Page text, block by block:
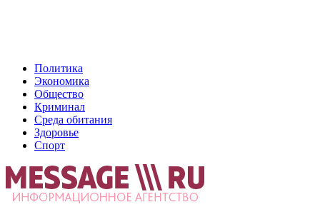
Политика
Экономика
Общество
Криминал
Среда обитания
Здоровье
Спорт